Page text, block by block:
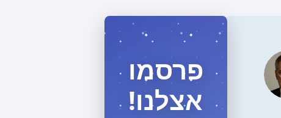
פרסמו
אצלנו!